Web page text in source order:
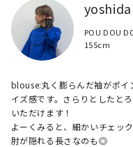
yoshida
POU DOU
155cm
blouse:丸く膨らんだ袖がポイ
イズ感です。さらりとしたと
いただけます！
よーくみると、細かいチェッ
肘が隠れる長さなのも◎